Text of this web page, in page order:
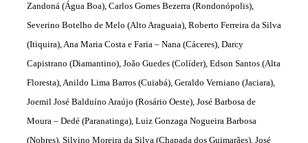
Zandoná (Água Boa), Carlos Gomes Bezerra (Rondonópolis),
Severino Botelho de Melo (Alto Araguaia), Roberto Ferreira da Silva
(Itiquira), Ana Maria Costa e Faria – Nana (Cáceres), Darcy
Capistrano (Diamantino), João Guedes (Colíder), Edson Santos (Alta
Floresta), Anildo Lima Barros (Cuiabá), Geraldo Verniano (Jaciara),
Joemil José Balduíno Araújo (Rosário Oeste), José Barbosa de
Moura – Dedé (Paranatinga), Luiz Gonzaga Nogueira Barbosa
(Nobres), Silvino Moreira da Silva (Chapada dos Guimarães), José